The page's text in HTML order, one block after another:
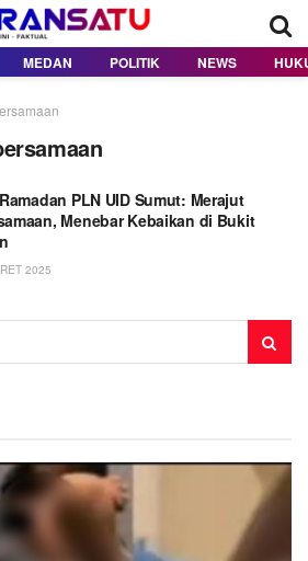
MEDAN POLITIK NEWS
PLN UID Sumut: Merajut
Menebar Kebaikan di Bukit
2025